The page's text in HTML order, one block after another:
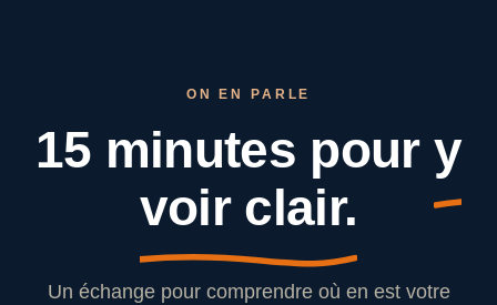
ON EN PARLE
15 minutes pour y
voir clair.
Un échange pour comprendre où en est votre